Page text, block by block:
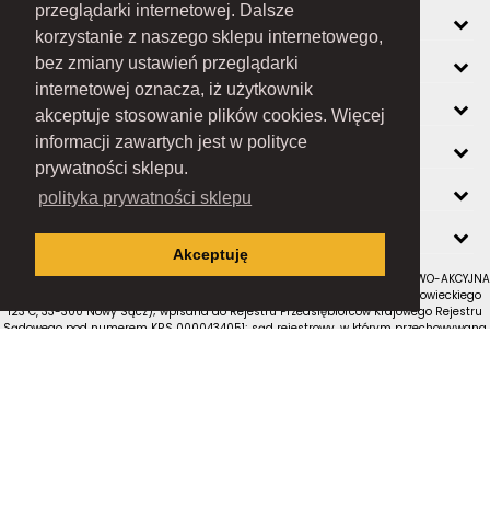
przeglądarki internetowej. Dalsze
korzystanie z naszego sklepu internetowego,
bez zmiany ustawień przeglądarki
internetowej oznacza, iż użytkownik
akceptuje stosowanie plików cookies. Więcej
informacji zawartych jest w polityce
prywatności sklepu.
polityka prywatności sklepu
Akceptuję
MOJE KONTO
INFORMACJE
O FIRMIE
ZOBACZ RÓWNIEŻ
KONTAKT
NEWSLETTER
RAMEX SPÓŁKA Z OGRANICZONĄ ODPOWIEDZIALNOŚCIĄ SPÓŁKA KOMANDYTOWO-AKCYJNA
z siedzibą w Nowym Sączu (adres siedziby i adres do doręczeń: ul. Wiśniowieckiego
123 C, 33-300 Nowy Sącz); wpisana do Rejestru Przedsiębiorców Krajowego Rejestru
Sądowego pod numerem KRS 0000434051; sąd rejestrowy, w którym przechowywana